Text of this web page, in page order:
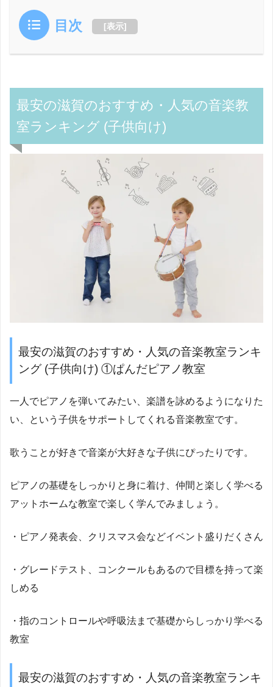
目次 [表示]
最安の滋賀のおすすめ・人気の音楽教
室ランキング (子供向け)
最安の滋賀のおすすめ・人気の音楽教室ランキ
ング (子供向け) ①ぱんだピアノ教室
一人でピアノを弾いてみたい、楽譜を詠めるようになりた
い、という子供をサポートしてくれる音楽教室です。
歌うことが好きで音楽が大好きな子供にぴったりです。
ピアノの基礎をしっかりと身に着け、仲間と楽しく学べる
アットホームな教室で楽しく学んでみましょう。
・ピアノ発表会、クリスマス会などイベント盛りだくさん
・グレードテスト、コンクールもあるので目標を持って楽
しめる
・指のコントロールや呼吸法まで基礎からしっかり学べる
教室
最安の滋賀のおすすめ・人気の音楽教室ランキ